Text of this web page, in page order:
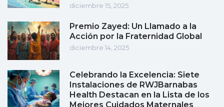
diciembre 15, 2025
Premio Zayed: Un Llamado a la
Acción por la Fraternidad Global
diciembre 14, 2025
Celebrando la Excelencia: Siete
Instalaciones de RWJBarnabas
Health Destacan en la Lista de los
Mejores Cuidados Maternales